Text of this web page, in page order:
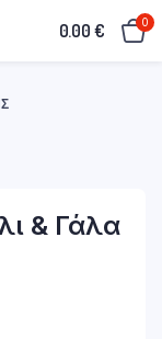
0.00€ 0
& Γάλα